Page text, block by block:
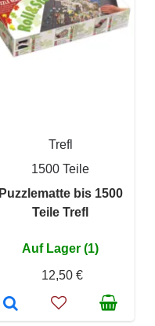
Trefl
1500 Teile
Puzzlematte bis 1500
Teile Trefl
Auf Lager (1)
12,50 €